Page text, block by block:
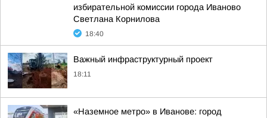
избирательной комиссии города Иваново
Светлана Корнилова
18:40
Важный инфраструктурный проект
18:11
«Наземное метро» в Иванове: город